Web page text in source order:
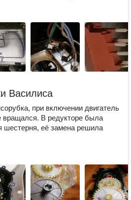
Василиса
при включении двигатель
вращался. В редукторе была
шестерня, её замена решила